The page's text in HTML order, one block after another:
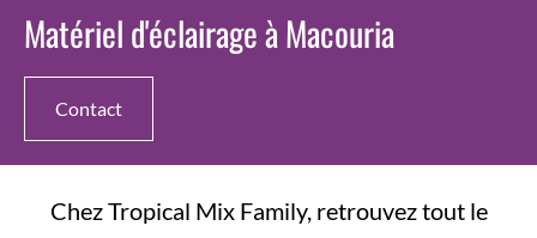
Matériel d'éclairage à Macouria
Contact
Chez Tropical Mix Family, retrouvez tout le